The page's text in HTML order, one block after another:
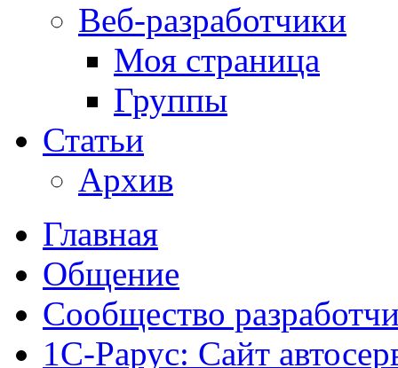
Веб-разработчики
Моя страница
Группы
Статьи
Архив
Главная
Общение
Сообщество
1C-Рарус: Сайт